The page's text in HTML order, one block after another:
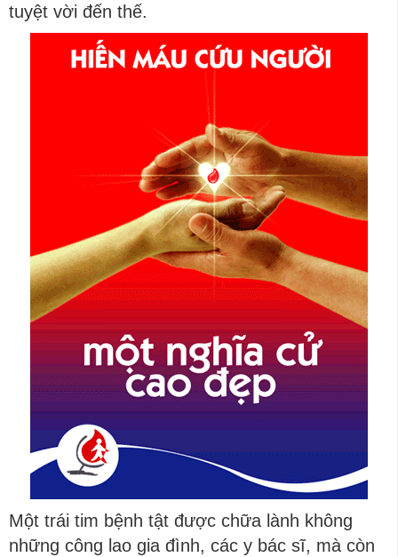
tuyệt vời đến thế.
Một trái tim bệnh tật được chữa lành không
những công lao gia đình, các y bác sĩ, mà còn